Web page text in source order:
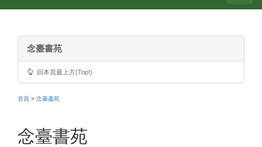
念臺書苑
回本頁最上方(Top!)
首頁 > 念臺書苑
念臺書苑